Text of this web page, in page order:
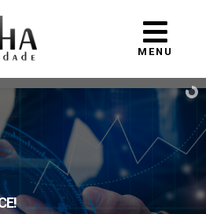
MENU